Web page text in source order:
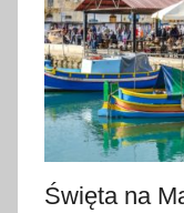
r
w
c
a
2
2
Święta na